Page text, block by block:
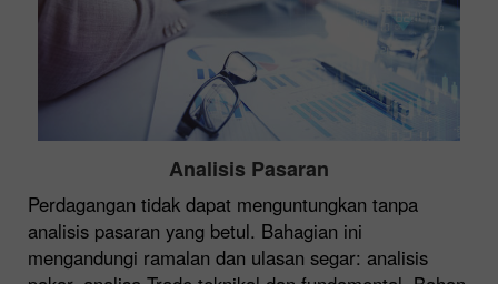
Analisis Pasaran
Perdagangan tidak dapat menguntungkan tanpa
analisis pasaran yang betul. Bahagian ini
mengandungi ramalan dan ulasan segar: analisis